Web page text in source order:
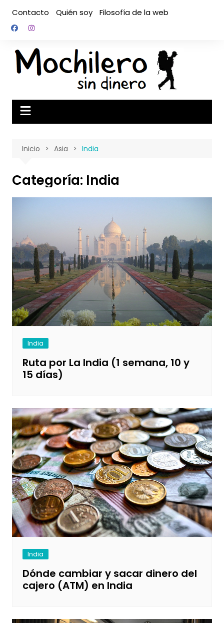
contenido
Contacto Quién soy Filosofía de la web
Inicio Asia India
Categoría: India
India
Ruta por La India (1 semana, 10 y
15 días)
India
Dónde cambiar y sacar dinero del
cajero (ATM) en India